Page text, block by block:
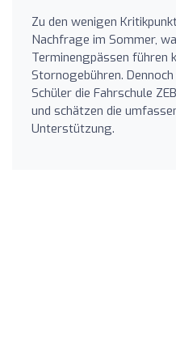
Zu den wenigen
Nachfrage im Sommer,
Terminengpässen führen
Stornogebühren.
Schüler die Fahrschule
und schätzen die
Unterstützung.